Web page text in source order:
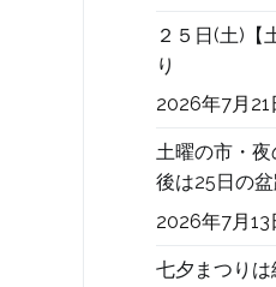
２５日(土)【
り
2026年7月21
土曜の市・
後は25日の盆
2026年7月13
七夕まつり